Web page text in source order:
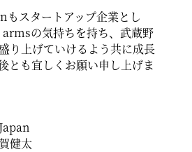
スタートアップ企業とし
の気持ちを持ち、武蔵野
り上げていけるよう共に成長
とも宜しくお願い申し上げま
健太